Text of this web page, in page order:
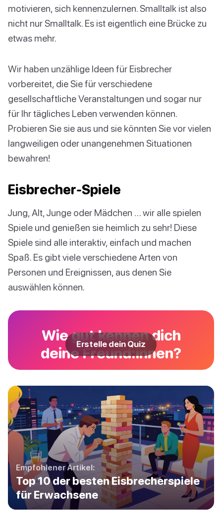
motivieren, sich kennenzulernen. Smalltalk ist also
nicht nur Smalltalk. Es ist eigentlich eine Brücke zu
etwas mehr.
Wir haben unzählige Ideen für Eisbrecher
vorbereitet, die Sie für verschiedene
gesellschaftliche Veranstaltungen und sogar nur
für Ihr tägliches Leben verwenden können.
Probieren Sie sie aus und sie könnten Sie vor vielen
langweiligen oder unangenehmen Situationen
bewahren!
Eisbrecher-Spiele
Jung, Alt, Junge oder Mädchen … wir alle spielen
Spiele und genießen sie heimlich zu sehr! Diese
Spiele sind alle interaktiv, einfach und machen
Spaß. Es gibt viele verschiedene Arten von
Personen und Ereignissen, aus denen Sie
auswählen können.
Wie gut kennen dich
deine Freund:innen?
Erstelle dein Quiz
Empfohlener Artikel:
Top 10 der besten Eisbrecherspiele
für Erwachsene